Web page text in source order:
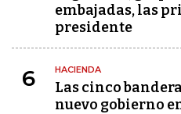
embajadas, las
presidente
6 HACIENDA
Las cinco
nuevo gobierno